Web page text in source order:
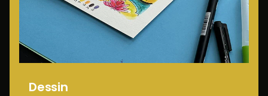
Dessin